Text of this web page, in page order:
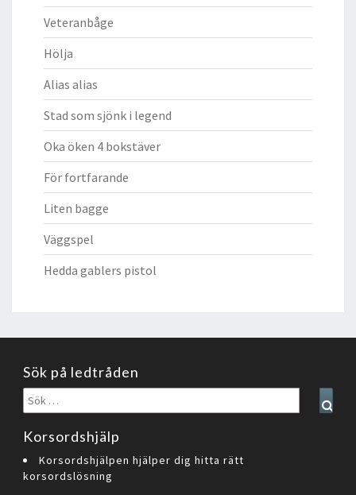
Veteranbåge
Hölja
Alias alias
Stad som sjönk i legend
Oka öken 4 bokstäver
För fortfarande
Liten bagge
Väggspel
Hedda gablers pistol
Sök på ledtråden
Sök
efter:
Korsordshjälp
Korsordshjälpen hjälper dig hitta rätt
korsordslösning